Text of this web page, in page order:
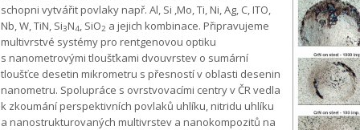
schopni vytvářit povlaky např. Al, Si ,Mo, Ti, Ni, Ag, C, ITO,
Nb, W, TiN, Si3N4, SiO2 a jejich kombinace. Připravujeme
multivrstvé systémy pro rentgenovou optiku
s nanometrovými tloušťkami dvouvrstev o sumární
tloušťce desetin mikrometru s přesností v oblasti desenin
nanometru. Spolupráce s ovrstvovacími centry v ČR vedla
k zkoumání perspektivních povlaků uhlíku, nitridu uhlíku
a nanostrukturovaných multivrstev a nanokompozitů na